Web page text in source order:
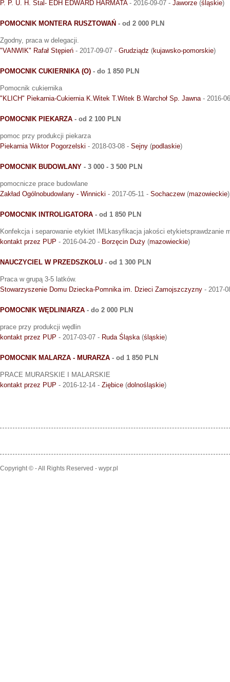
P. P. U. H. Stal- EDH EDWARD HARMATA- 2016-09-07 - Jaworze (śląskie)
POMOCNIK MONTERA RUSZTOWAŃ - od 2 000 PLN
Zgodny, praca w delegacji.
"VANWIK" Rafał Stępień - 2017-09-07 - Grudziądz (kujawsko-pomorskie)
POMOCNIK CUKIERNIKA (O) - do 1 850 PLN
Pomocnik cukiernika
"KLICH" Piekarnia-Cukiernia K.Witek T.Witek B.Warchoł Sp. Jawna- 2016-
POMOCNIK PIEKARZA - od 2 100 PLN
pomoc przy produkcji piekarza
Piekarnia Wiktor Pogorzelski - 2018-03-08 - Sejny (podlaskie)
POMOCNIK BUDOWLANY - 3 000 - 3 500 PLN
pomocnicze prace budowlane
Zakład Ogólnobudowlany - Winnicki - 2017-05-11 - Sochaczew(mazowieckie)
POMOCNIK INTROLIGATORA - od 1 850 PLN
Konfekcja i separowanie etykiet IMLkasyfikacja jakości etykietsprawdzanie
kontakt przez PUP - 2016-04-20 - Borzęcin Duży (mazowieckie)
NAUCZYCIEL W PRZEDSZKOLU - od 1 300 PLN
Praca w grupą 3-5 latków.
Stowarzyszenie Domu Dziecka-Pomnika im. Dzieci Zamojszczyzny - 2017-
POMOCNIK WĘDLINIARZA - do 2 000 PLN
prace przy produkcji wędlin
kontakt przez PUP - 2017-03-07 - Ruda Śląska(śląskie)
POMOCNIK MALARZA - MURARZA - od 1 850 PLN
PRACE MURARSKIE I MALARSKIE
kontakt przez PUP - 2016-12-14 - Ziębice (dolnośląskie)
Copyright © - All Rights Reserved - wypr.pl